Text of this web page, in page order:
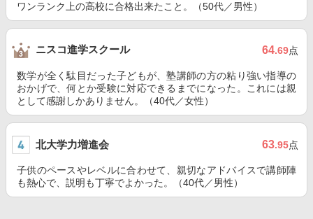
ワンランク上の高校に合格出来たこと。（50代／男性）
ニスコ進学スクール 64.69点
数学が全く駄目だった子どもが、塾講師の方の粘り強い指導の
おかげで、何とか受験に対応できるまでになった。これには親
として感謝しかありません。（40代／女性）
北大学力増進会 63.95点
子供のペースやレベルに合わせて、親切なアドバイスで講師陣
も熱心で、説明も丁寧でよかった。（40代／男性）